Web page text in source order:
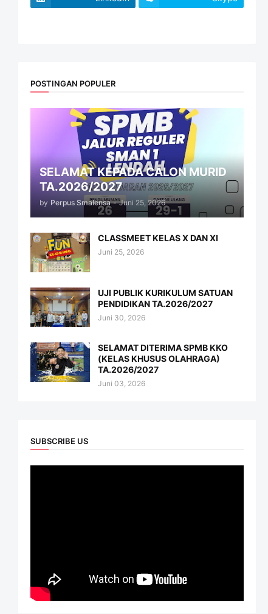
POSTINGAN POPULER
SELAMAT KEPADA CALON MURID
TA.2026/2027
by Perpus Smalensa - Juni 25, 2026
CLASSMEET KELAS X DAN XI
Juni 25, 2026
UJI PUBLIK KURIKULUM SATUAN
PENDIDIKAN TA.2026/2027
Juni 30, 2026
SELAMAT DITERIMA SPMB KKO
(KELAS KHUSUS OLAHRAGA)
TA.2026/2027
Juni 03, 2026
SUBSCRIBE US